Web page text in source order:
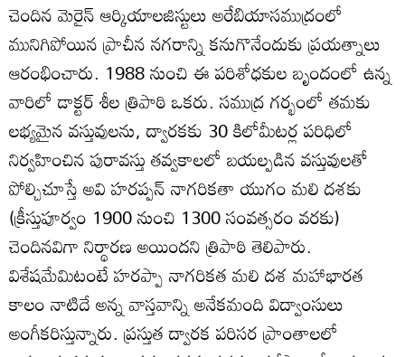
చెందిన మెరైన్ ఆర్కియాలజిస్టులు అరేబియాసముద్రంలో
మునిగిపోయిన ప్రాచీన నగరాన్ని కనుగొనేందుకు ప్రయత్నాలు
ఆరంభించారు. 1988 నుంచి ఈ పరిశోధకుల బృందంలో ఉన్న
వారిలో డాక్టర్ శీల త్రిపాఠి ఒకరు. సముద్ర గర్భంలో తమకు
లభ్యమైన వస్తువులను, ద్వారకకు 30 కిలోమీటర్ల పరిధిలో
నిర్వహించిన పురావస్తు తవ్వకాలలో బయల్పడిన వస్తువులతో
పోల్చిచూస్తే అవి హరప్పన్ నాగరికతా యుగం మలి దశకు
(క్రీస్తుపూర్వం 1900 నుంచి 1300 సంవత్సరం వరకు)
చెందినవిగా నిర్థారణ అయిందని త్రిపాఠి తెలిపారు.
విశేషమేమిటంటే హరప్పా నాగరికత మలి దశ మహాభారత
కాలం నాటిదే అన్న వాస్తవాన్ని అనేకమంది విద్వాంసులు
అంగీకరిస్తున్నారు. ప్రస్తుత ద్వారక పరిసర ప్రాంతాలలో